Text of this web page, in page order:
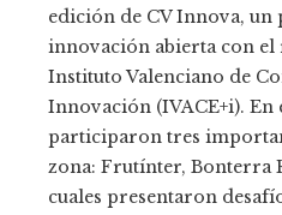
edición de CV Innova, un
innovación abierta con
Instituto Valenciano de
Innovación (IVACE+i). En
participaron tres
zona: Frutínter, Bonterra
cuales presentaron